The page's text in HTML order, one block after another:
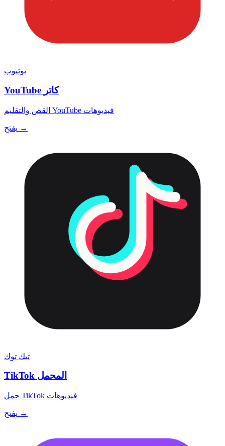
يوتيوب
YouTube كاتر
القص والتقليم YouTube فيديوهات
يفتح →
تيك توك
TikTok المحمل
حمل TikTok فيديوهات
يفتح →